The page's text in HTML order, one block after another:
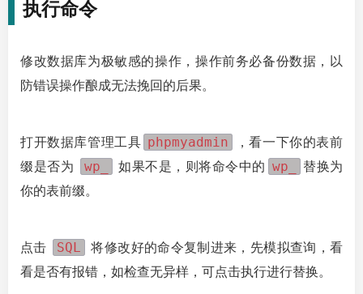
执行命令
修改数据库为极敏感的操作，操作前务必备份数据，以
防错误操作酿成无法挽回的后果。
打开数据库管理工具 phpmyadmin
，看一下你的表前
缀是否为
wp_ 如果不是，则将命令中的 wp_
替换为
你的表前缀。
点击 SQL
将修改好的命令复制进来，先模拟查询，看
看是否有报错，如检查无异样，可点击执行进行替换。